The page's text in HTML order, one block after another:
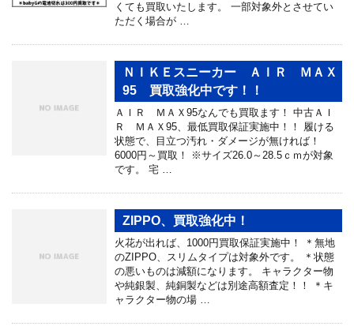
くても買取いたします。 一部対象外とさせてい
ただく場合が …
ＮＩＫＥスニーカー ＡＩＲ ＭＡＸ
95 買取強化中です！！
ＡＩＲ ＭＡＸ95なんでも買取ます！ 中古ＡＩ
Ｒ ＭＡＸ95、最低買取保証実施中！！ 履ける
状態で、目立つ汚れ・ダメージが無ければ！
6000円～買取！ ※サイズ26.0～28.5ｃｍが対象
です。 宅 …
ZIPPO、買取強化中！
火花が出れば、1000円買取保証実施中！ ＊無地
のZIPPO、スリムタイプは対象外です。 ＊状態
の悪いものは減額になります。 キャラクター物
や純銀製、純銅製などは別途高額査定！！ ＊キ
ャラクター物の場 …